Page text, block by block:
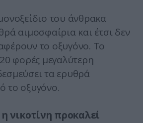
του άνθρακα
αιμοσφαίρια και έτσι δεν
το οξυγόνο. Το
φορές μεγαλύτερη
τα ερυθρά
το οξυγόνο.
νικοτίνη προκαλεί